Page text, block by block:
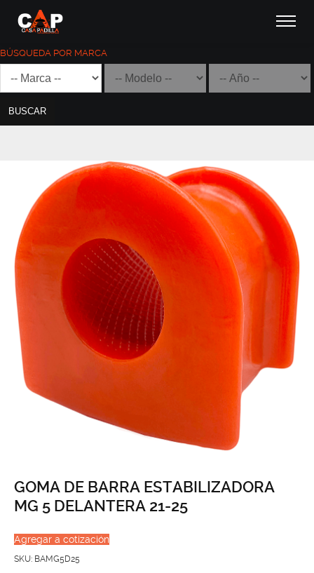
BÚSQUEDA POR MARCA
BUSCAR
GOMA DE BARRA ESTABILIZADORA
MG 5 DELANTERA 21-25
Agregar a cotización
SKU: BAMG5D25